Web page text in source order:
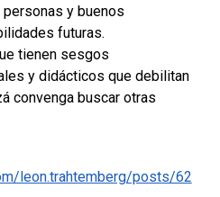
y buenos
futuras.
tienen sesgos
y didácticos que debilitan
convenga buscar otras
leon.trahtemberg/posts/62